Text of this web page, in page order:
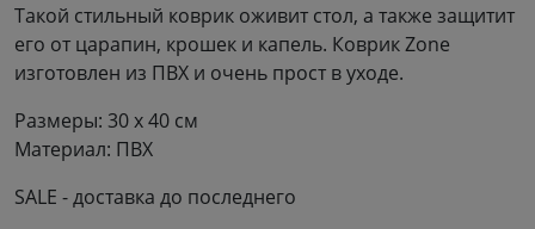
Такой стильный коврик оживит стол, а также защитит
его от царапин, крошек и капель. Коврик Zone
изготовлен из ПВХ и очень прост в уходе.
Размеры: 30 x 40 см
Материал: ПВХ
SALE - доставка до последнего